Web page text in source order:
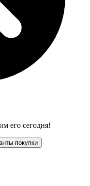
его сегодня!
покупки